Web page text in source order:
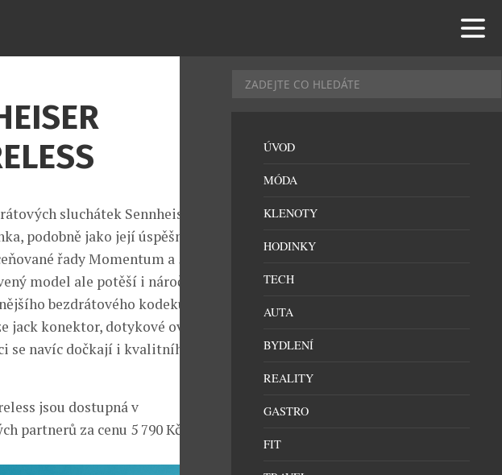
sluchátek Sennheiser
podobně jako její úspěšná
řady Momentum a 50h
model ale potěší i náročnější
bezdrátového kodeku
jack konektor, dotykové ovládání
navíc dočkají i kvalitního
jsou dostupná v
partnerů za cenu 5 790 Kč.
ÚVOD
MÓDA
KLENOTY
HODINKY
TECH
AUTA
BYDLENÍ
REALITY
GASTRO
FIT